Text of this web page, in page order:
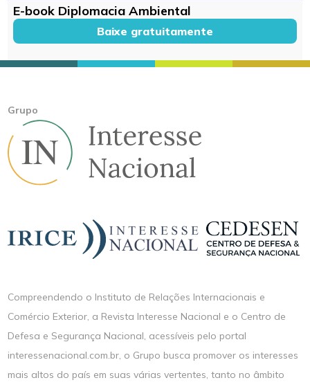
E-book Diplomacia Ambiental
Baixe gratuitamente
Grupo
Compreendendo o Instituto de Relações Internacionais e
Comércio Exterior, a Revista Interesse Nacional e o Centro de
Defesa e Segurança Nacional, acessíveis pelo portal
interessenacional.com.br, o Grupo busca promover os interesses
mais altos do país em suas várias vertentes, tanto no âmbito